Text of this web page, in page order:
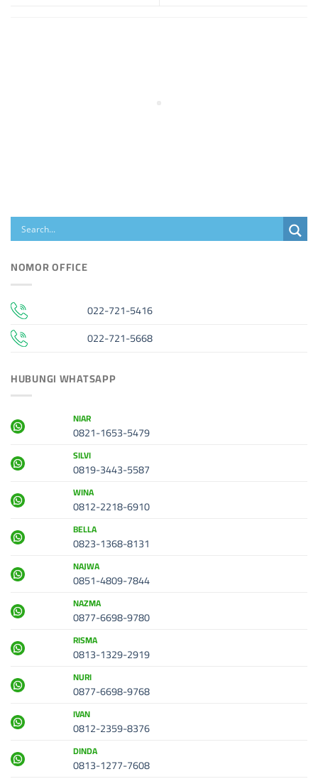
NOMOR OFFICE
022-721-5416
022-721-5668
HUBUNGI WHATSAPP
NIAR
0821-1653-5479
SILVI
0819-3443-5587
WINA
0812-2218-6910
BELLA
0823-1368-8131
NAJWA
0851-4809-7844
NAZMA
0877-6698-9780
RISMA
0813-1329-2919
NURI
0877-6698-9768
IVAN
0812-2359-8376
DINDA
0813-1277-7608